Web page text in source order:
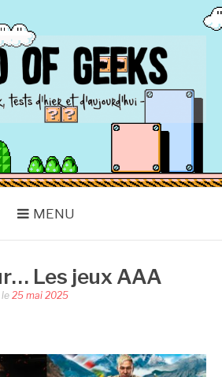
GEEKS
MENU
Les jeux AAA
le 25 mai 2025